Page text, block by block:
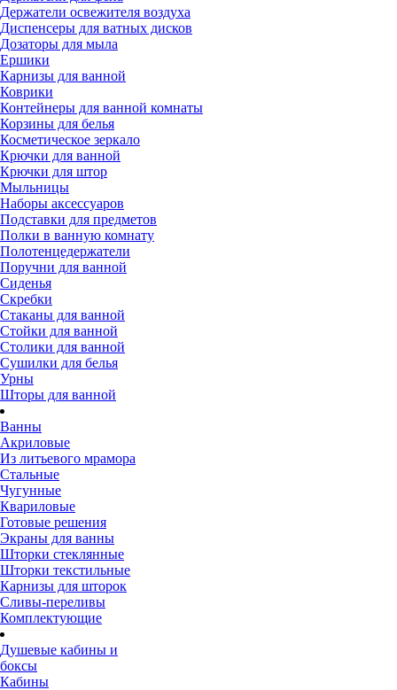
Держатели освежителя воздуха
Диспенсеры для ватных дисков
Дозаторы для мыла
Ершики
Карнизы для ванной
Коврики
Контейнеры для ванной комнаты
Корзины для белья
Косметическое зеркало
Крючки для ванной
Крючки для штор
Мыльницы
Наборы аксессуаров
Подставки для предметов
Полки в ванную комнату
Полотенцедержатели
Поручни для ванной
Сиденья
Скребки
Стаканы для ванной
Стойки для ванной
Столики для ванной
Сушилки для белья
Урны
Шторы для ванной
Ванны
Акриловые
Из литьевого мрамора
Стальные
Чугунные
Квариловые
Готовые решения
Экраны для ванны
Шторки стеклянные
Шторки текстильные
Карнизы для шторок
Сливы-переливы
Комплектующие
Душевые кабины и
боксы
Кабины